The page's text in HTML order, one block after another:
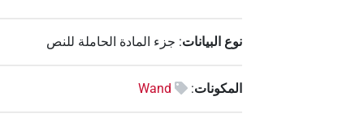
نوع البيانات: جزء المادة الحاملة للنص
المكونات:
Wand